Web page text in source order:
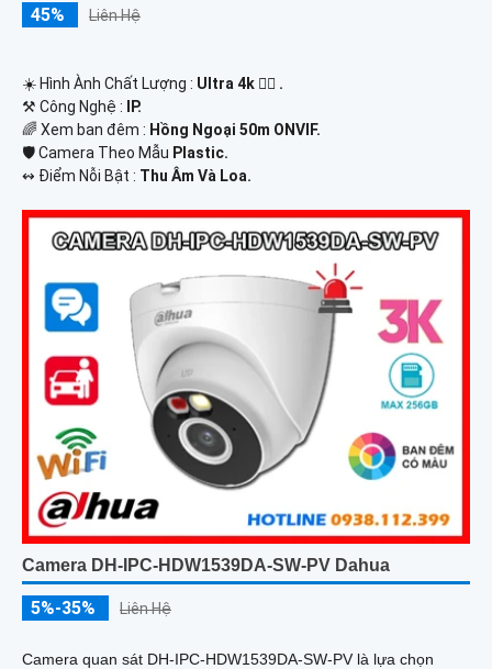
45% Liên Hệ
☀️ Hình Ành Chất Lượng : Ultra 4k 👍🏾 .
⚒ Công Nghệ :
IP.
🌈 Xem ban đêm : Hồng Ngoại 50m ONVIF.
🛡 Camera Theo Mẫu Plastic.
️↭ Điểm Nỗi Bật : Thu Âm Và Loa.
Camera DH-IPC-HDW1539DA-SW-PV Dahua
5%-35% Liên Hệ
Camera quan sát DH-IPC-HDW1539DA-SW-PV là lựa chọn